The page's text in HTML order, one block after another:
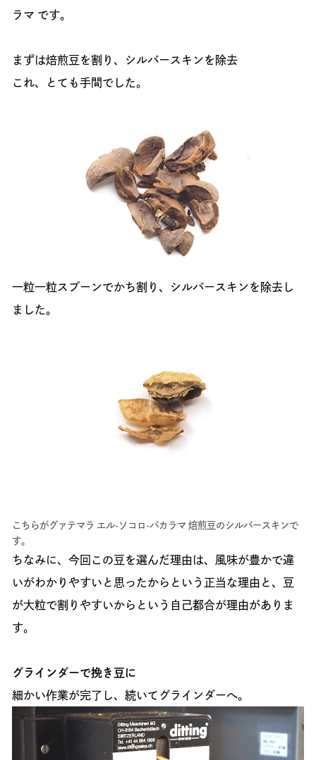
ラマ です。
まずは焙煎豆を割り、シルバースキンを除去
これ、とても手間でした。
一粒一粒スプーンでかち割り、シルバースキンを除去し
ました。
こちらがグァテマラ エル-ソコロ-パカラマ 焙煎豆のシルバースキンで
す。
ちなみに、今回この豆を選んだ理由は、風味が豊かで違
いがわかりやすいと思ったからという正当な理由と、豆
が大粒で割りやすいからという自己都合が理由がありま
す。
グラインダーで挽き豆に
細かい作業が完了し、続いてグラインダーへ。